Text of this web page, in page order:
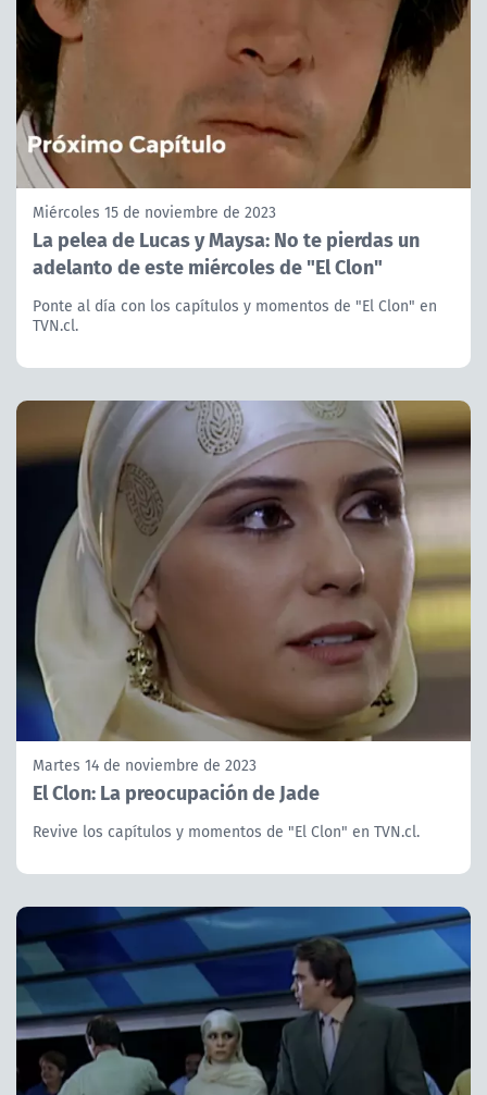
Miércoles 15 de noviembre de 2023
La pelea de Lucas y Maysa: No te pierdas un
adelanto de este miércoles de "El Clon"
Ponte al día con los capítulos y momentos de "El Clon" en
TVN.cl.
Martes 14 de noviembre de 2023
El Clon: La preocupación de Jade
Revive los capítulos y momentos de "El Clon" en TVN.cl.